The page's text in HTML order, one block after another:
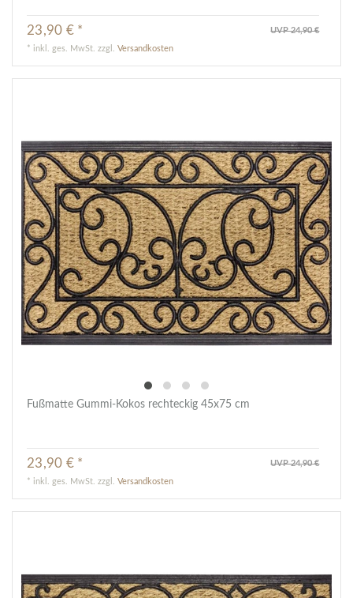
UVP 24,90 €
23,90 € *
* inkl. ges. MwSt. zzgl.Versandkosten
Fußmatte Gummi-Kokos rechteckig 45x75 cm
UVP 24,90 €
23,90 € *
* inkl. ges. MwSt. zzgl.Versandkosten